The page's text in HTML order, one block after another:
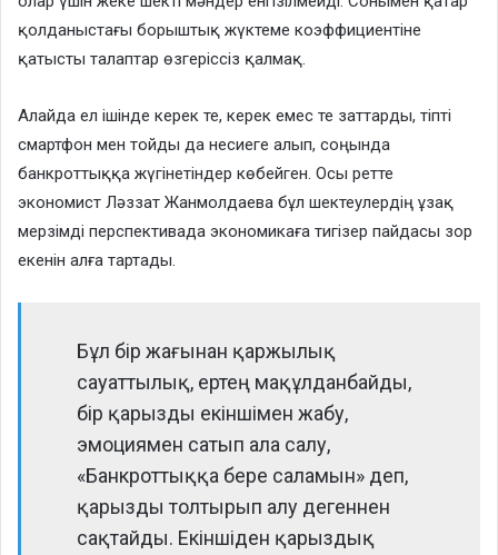
қолданыстағы борыштық жүктеме коэффициентіне
қатысты талаптар өзгеріссіз қалмақ.
Алайда ел ішінде керек те, керек емес те заттарды, тіпті
смартфон мен тойды да несиеге алып, соңында
банкроттыққа жүгінетіндер көбейген. Осы ретте
экономист Ләззат Жанмолдаева бұл шектеулердің ұзақ
мерзімді перспективада экономикаға тигізер пайдасы зор
екенін алға тартады.
Бұл бір жағынан қаржылық
сауаттылық, ертең мақұлданбайды,
бір қарызды екіншімен жабу,
эмоциямен сатып ала салу,
«Банкроттыққа бере саламын» деп,
қарызды толтырып алу дегеннен
сақтайды. Екіншіден қарыздық